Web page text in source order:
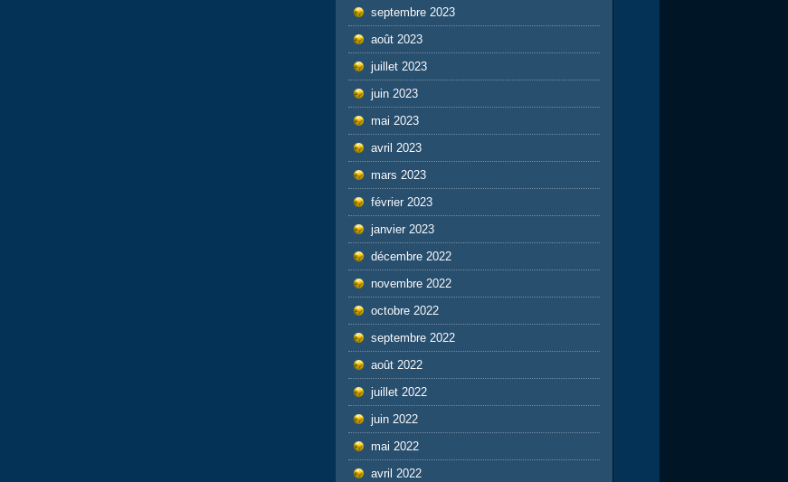
septembre 2023
août 2023
juillet 2023
juin 2023
mai 2023
avril 2023
mars 2023
février 2023
janvier 2023
décembre 2022
novembre 2022
octobre 2022
septembre 2022
août 2022
juillet 2022
juin 2022
mai 2022
avril 2022